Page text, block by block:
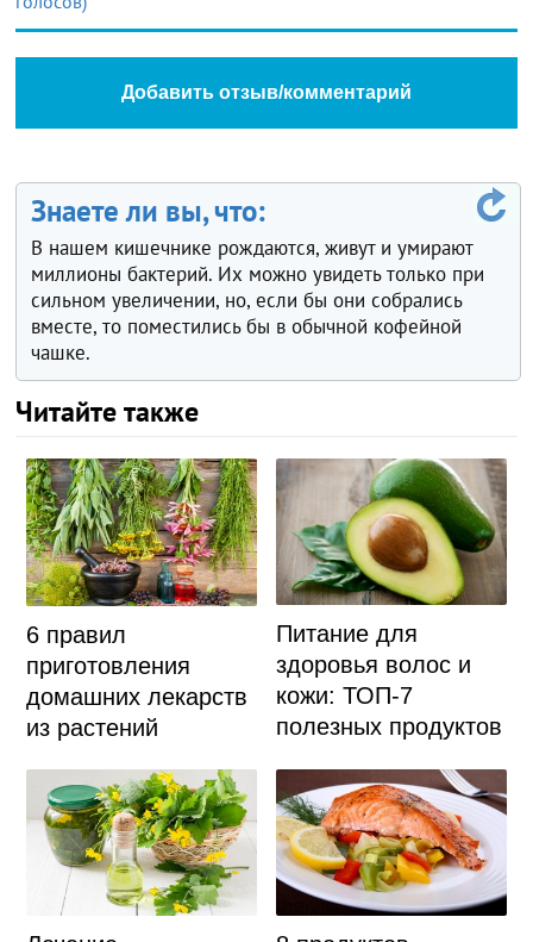
Добавить отзыв/комментарий
Знаете ли вы, что:
В нашем кишечнике рождаются, живут и умирают
миллионы бактерий. Их можно увидеть только при
сильном увеличении, но, если бы они собрались
вместе, то поместились бы в обычной кофейной
чашке.
Читайте также
6 правил
приготовления
домашних лекарств
из растений
Питание для
здоровья волос и
кожи: ТОП-7
полезных продуктов